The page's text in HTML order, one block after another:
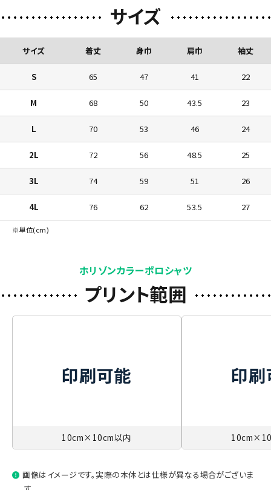
サイズ
サイズ 着丈 身巾 肩巾 袖丈
S 65 47 41 22
M 68 50 43.5 23
L 70 53 46 24
2L 72 56 48.5 25
3L 74 59 51 26
4L 76 62 53.5 27
※単位(cm)
ホリゾンカラーポロシャツ
プリント範囲
10cm×10cm以内
画像はイメージです。実際の本体とは仕様が異なる場合がございま